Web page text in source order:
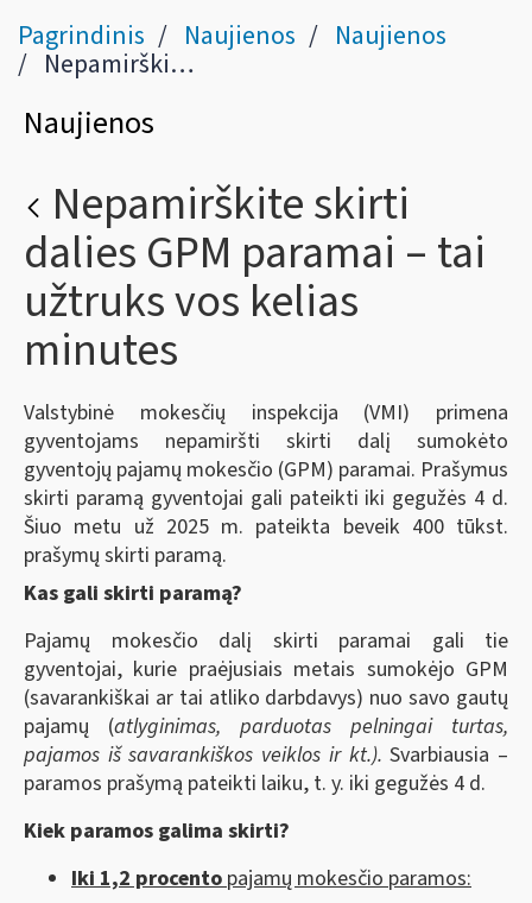
Pagrindinis Naujienos Naujienos
Nepamirškite skirti dalies GPM paramai – tai užtruks vos kelias minutes
Naujienos
Nepamirškite skirti
dalies GPM paramai – tai
užtruks vos kelias
minutes
Valstybinė mokesčių inspekcija (VMI) primena
gyventojams nepamiršti skirti dalį sumokėto
gyventojų pajamų mokesčio (GPM) paramai. Prašymus
skirti paramą gyventojai gali pateikti iki gegužės 4 d.
Šiuo metu už 2025 m. pateikta beveik 400 tūkst.
prašymų skirti paramą.
Kas gali skirti paramą?
Pajamų mokesčio dalį skirti paramai gali tie
gyventojai, kurie praėjusiais metais sumokėjo GPM
(savarankiškai ar tai atliko darbdavys) nuo savo gautų
pajamų (atlyginimas, parduotas pelningai turtas,
pajamos iš savarankiškos veiklos ir kt.).Svarbiausia –
paramos prašymą pateikti laiku, t. y. iki gegužės 4 d.
Kiek paramos galima skirti?
Iki 1,2 procento pajamų mokesčio paramos: